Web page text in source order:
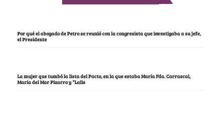
Por qué el abogado de Petro se reunió con la congresista que investigaba a su jefe,
el Presidente
La mujer que tumbó la lista del Pacto, en la que estaba María Fda. Carrascal,
María del Mar Pizarro y “Lalis